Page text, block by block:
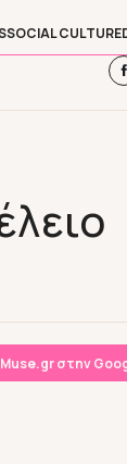
SOCIAL CULTURE
στην